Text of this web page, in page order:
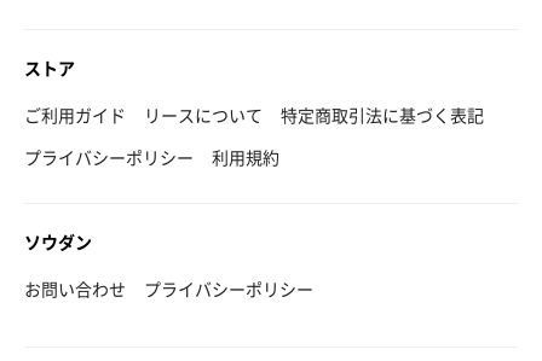
ストア
ご利用ガイド
リースについて
特定商取引法に基づく表記
プライバシーポリシー
利用規約
ソウダン
お問い合わせ
プライバシーポリシー